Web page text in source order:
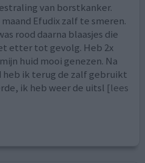
van borstkanker.
Efudix zalf te smeren.
rood daarna blaasjes die
etter tot gevolg. Heb 2x
huid mooi genezen. Na
heb ik terug de zalf gebruikt
ik heb weer de uitsl [lees